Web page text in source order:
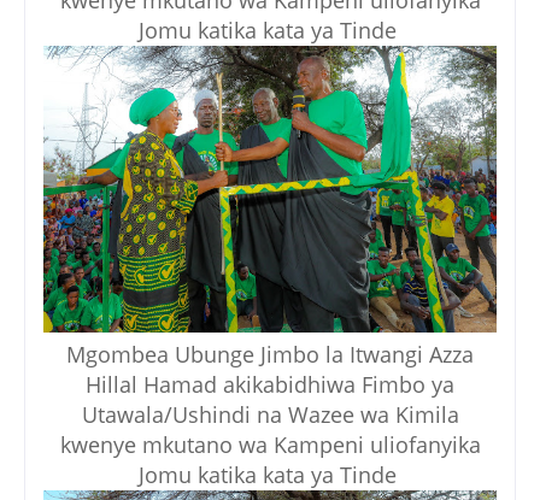
Jomu katika kata ya Tinde
Mgombea Ubunge Jimbo la Itwangi Azza
Hillal Hamad akikabidhiwa Fimbo ya
Utawala/Ushindi na Wazee wa Kimila
kwenye mkutano wa Kampeni uliofanyika
Jomu katika kata ya Tinde